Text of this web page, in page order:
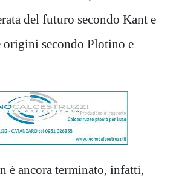
del futuro secondo Kant e
origini secondo Plotino e
è ancora terminato, infatti,